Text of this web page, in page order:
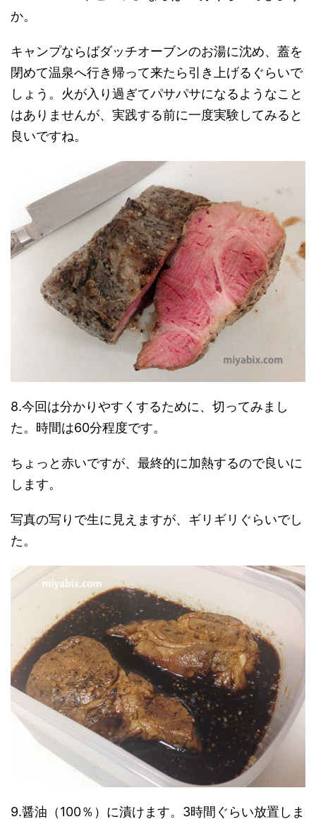
か。
キャンプならばダッチオーブンのお湯に沈め、蓋を
閉めて温泉へ行き帰って来たら引き上げるぐらいで
しょう。火が入り過ぎてパサパサになるようなこと
はありませんが、実践する前に一度実験してみると
良いですね。
8.今回は分かりやすくするために、切ってみまし
た。時間は60分程度です。
ちょっと赤いですが、最終的に加熱するので良いに
します。
写真の写りで生に見えますが、ギリギリぐらいでし
た。
9.醤油（100％）に漬けます。3時間ぐらい放置しま